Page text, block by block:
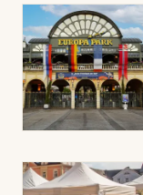
Expos
Sorties &
Nature dans l'